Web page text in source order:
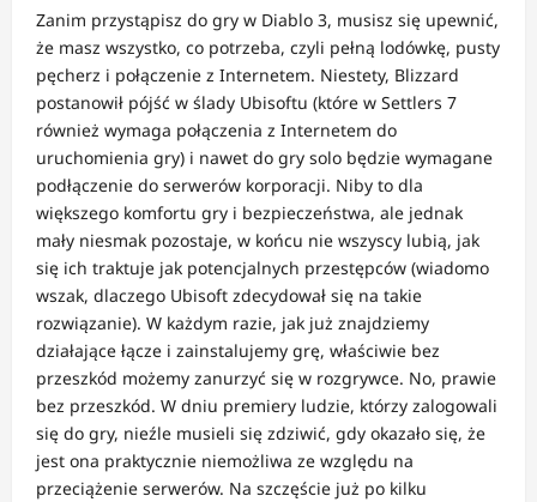
Zanim przystąpisz do gry w Diablo 3, musisz się upewnić,
że masz wszystko, co potrzeba, czyli pełną lodówkę, pusty
pęcherz i połączenie z Internetem. Niestety, Blizzard
postanowił pójść w ślady Ubisoftu (które w Settlers 7
również wymaga połączenia z Internetem do
uruchomienia gry) i nawet do gry solo będzie wymagane
podłączenie do serwerów korporacji. Niby to dla
większego komfortu gry i bezpieczeństwa, ale jednak
mały niesmak pozostaje, w końcu nie wszyscy lubią, jak
się ich traktuje jak potencjalnych przestępców (wiadomo
wszak, dlaczego Ubisoft zdecydował się na takie
rozwiązanie). W każdym razie, jak już znajdziemy
działające łącze i zainstalujemy grę, właściwie bez
przeszkód możemy zanurzyć się w rozgrywce. No, prawie
bez przeszkód. W dniu premiery ludzie, którzy zalogowali
się do gry, nieźle musieli się zdziwić, gdy okazało się, że
jest ona praktycznie niemożliwa ze względu na
przeciążenie serwerów. Na szczęście już po kilku